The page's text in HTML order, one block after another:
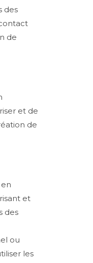
des
de
et de
de
et
des
ou
les